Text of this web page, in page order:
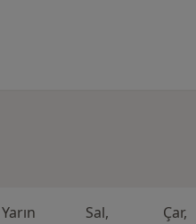
Yarın Sal, Çar,